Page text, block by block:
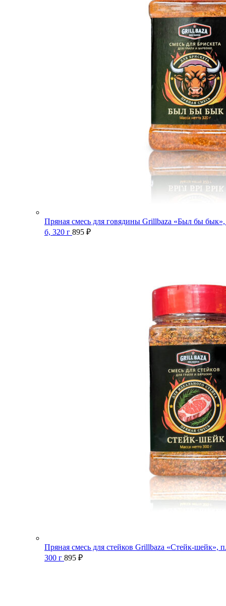
Пряная смесь для говядины Grillbaza «Был бы
б, 320 г 895 ₽
Пряная смесь для стейков Grillbaza «Стейк-шейк»,
300 г 895 ₽